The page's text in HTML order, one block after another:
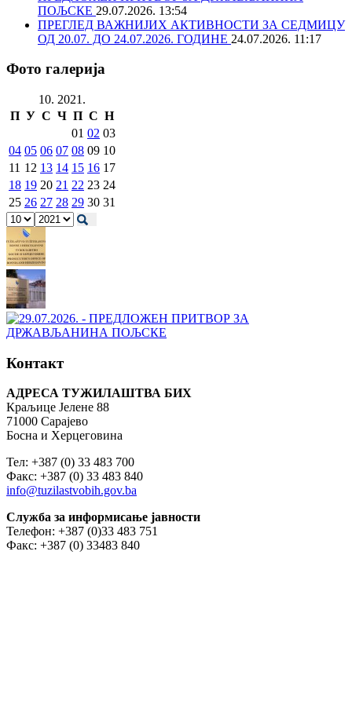
ПОЉСКЕ 29.07.2026. 13:54
ПРЕГЛЕД ВАЖНИЈИХ АКТИВНОСТИ ЗА СЕДМИЦУ
ОД 20.07. ДО 24.07.2026. ГОДИНЕ 24.07.2026. 11:17
Фото галерија
10. 2021.
П У С Ч П С Н
01 02 03
04 05 06 07 08 09 10
11 12 13 14 15 16 17
18 19 20 21 22 23 24
25 26 27 28 29 30 31
Контакт
АДРЕСА ТУЖИЛАШТВА БИХ
Краљице Јелене 88
71000 Сарајево
Босна и Херцеговина
Тел: +387 (0) 33 483 700
Факс: +387 (0) 33 483 840
info@tuzilastvobih.gov.ba
Служба за информисање јавности
Телефон: +387 (0)33 483 751
Факс: +387 (0) 33483 840